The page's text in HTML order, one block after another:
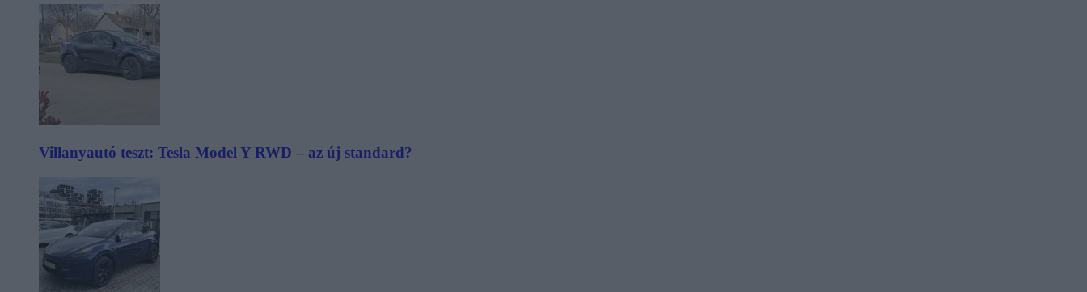
Villanyautó teszt: Tesla Model Y RWD – az új standard?